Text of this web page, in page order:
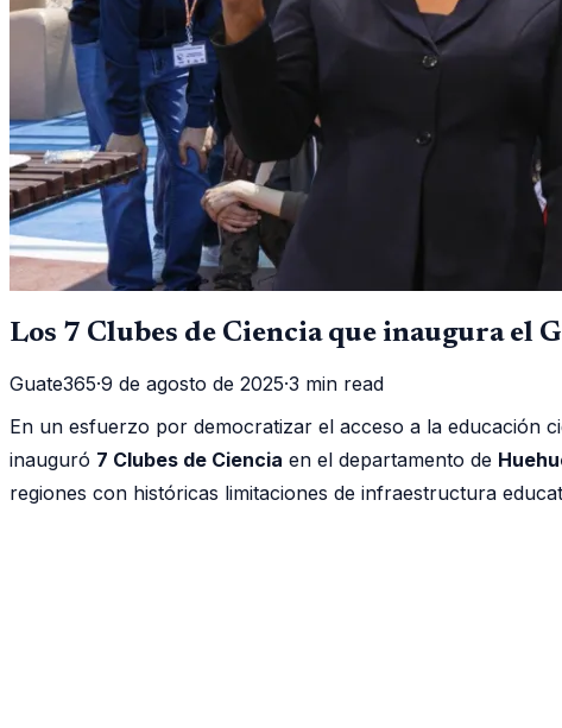
Los 7 Clubes de Ciencia que inaugura el
Guate365·9 de agosto de 2025·3 min read
En un esfuerzo por democratizar el acceso a la educación
inauguró 7 Clubes de Ciencia en el departamento de
regiones con históricas limitaciones de infraestructura